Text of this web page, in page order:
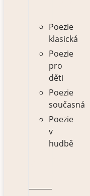
Poezie
klasická
Poezie
pro
děti
Poezie
současná
Poezie
v
hudbě